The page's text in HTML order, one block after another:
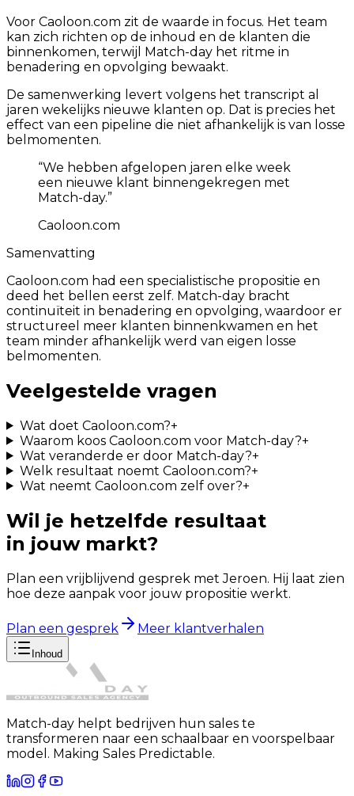
Voor Caoloon.com zit de waarde in focus. Het team
kan zich richten op de inhoud en de klanten die
binnenkomen, terwijl Match-day het ritme in
benadering en opvolging bewaakt.
De samenwerking levert volgens het transcript al
jaren wekelijks nieuwe klanten op. Dat is precies het
effect van een pipeline die niet afhankelijk is van losse
belmomenten.
“We hebben afgelopen jaren elke week
een nieuwe klant binnengekregen met
Match-day.”
Caoloon.com
Samenvatting
Caoloon.com had een specialistische propositie en
deed het bellen eerst zelf. Match-day bracht
continuïteit in benadering en opvolging, waardoor er
structureel meer klanten binnenkwamen en het
team minder afhankelijk werd van eigen losse
belmomenten.
Veelgestelde vragen
Wat doet Caoloon.com?+
Waarom koos Caoloon.com voor Match-day?+
Wat veranderde er door Match-day?+
Welk resultaat noemt Caoloon.com?+
Wat neemt Caoloon.com zelf over?+
Wil je hetzelfde resultaat
in jouw markt?
Plan een vrijblijvend gesprek met Jeroen. Hij laat zien
hoe deze aanpak voor jouw propositie werkt.
Plan een gesprek Meer klantverhalen
Inhoud
Match-day helpt bedrijven hun sales te
transformeren naar een schaalbaar en voorspelbaar
model. Making Sales Predictable.